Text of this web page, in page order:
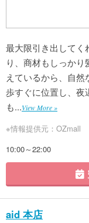
最大限引き出してく
り、商材もしっか
えているから、自
歩すぐに位置し、夜
も...View More »
※情報提供元：OZmall
10:00～22:00
aid 本店